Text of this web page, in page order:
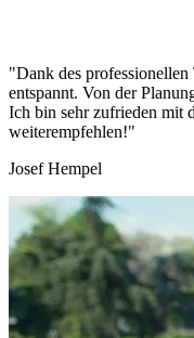
"Dank des
entspannt. Von der
Ich bin sehr zufrieden mit
weiterempfehlen!"
Josef Hempel